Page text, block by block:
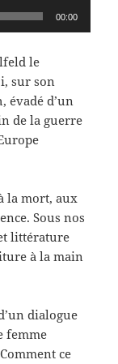
00:00
le
sur son
évadé d’un
de la guerre
la mort, aux
Sous nos
littérature
à la main
dialogue
femme
ce